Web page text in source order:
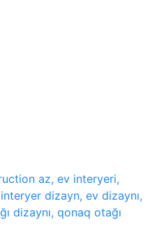
az, ev interyeri,
dizayn, ev dizaynı,
dizaynı, qonaq otağı